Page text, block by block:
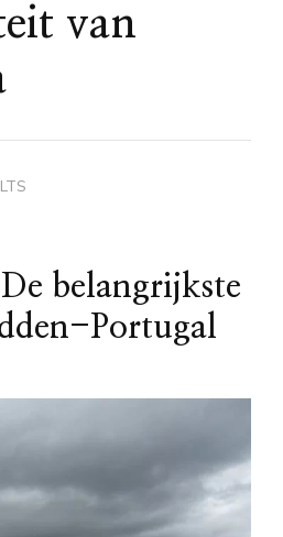
van
belangrijkste
Portugal